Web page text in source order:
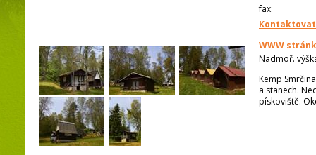
fax:
WWW
Nadmoř.
Kemp
a stanech.
pískoviště.